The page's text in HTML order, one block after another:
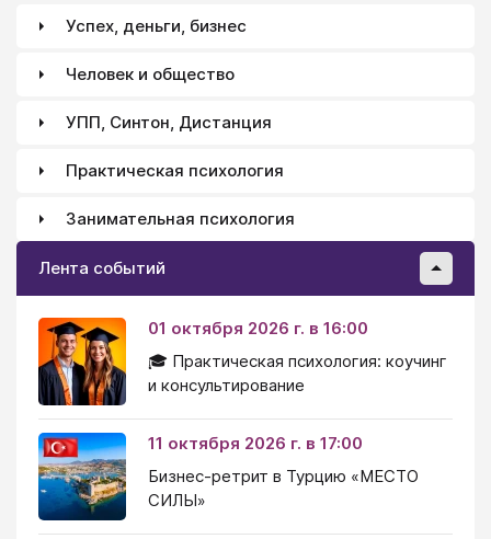
Успех, деньги, бизнес
Человек и общество
УПП, Синтон, Дистанция
Практическая психология
Занимательная психология
Лента событий
01 октября 2026 г. в 16:00
🎓 Практическая психология: коучинг
и консультирование
11 октября 2026 г. в 17:00
Бизнес-ретрит в Турцию «МЕСТО
СИЛЫ»